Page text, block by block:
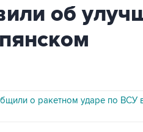
об
о ракетном ударе по ВСУ